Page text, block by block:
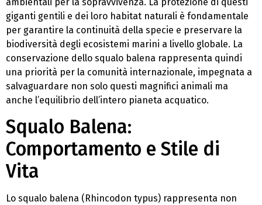
giganti gentili e dei loro habitat naturali è fondamentale
per garantire la continuità della specie e preservare la
biodiversità degli ecosistemi marini a livello globale. La
conservazione dello squalo balena rappresenta quindi
una priorità per la comunità internazionale, impegnata a
salvaguardare non solo questi magnifici animali ma
anche l’equilibrio dell’intero pianeta acquatico.
Squalo Balena:
Comportamento e Stile di
Vita
Lo squalo balena (Rhincodon typus) rappresenta non